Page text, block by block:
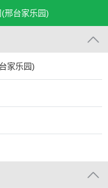
邢台家乐园)
家乐园)